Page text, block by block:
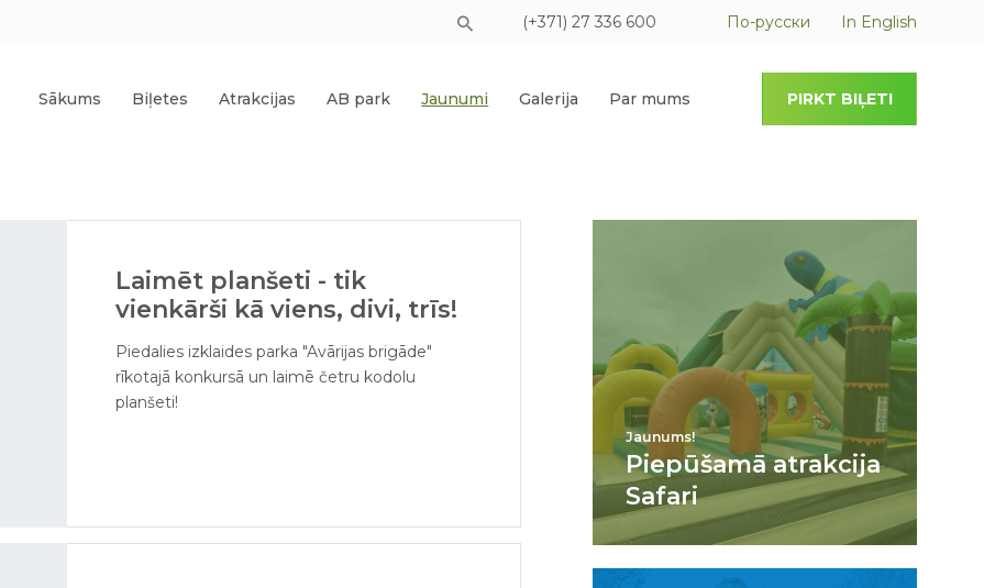
(+371) 27 336 600 По-русски In English
Sākums Biļetes Atrakcijas AB park Jaunumi Galerija Par mums PIRKT BIĻETI
Laimēt planšeti - tik
vienkārši kā viens, divi, trīs!
Piedalies izklaides parka "Avārijas brigāde"
rīkotajā konkursā un laimē četru kodolu
planšeti!
Jaunums!
Piepūšamā atrakcija
Safari